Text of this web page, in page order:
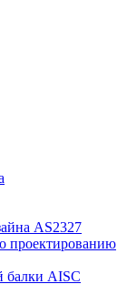
AS2327
проектированию
балки AISC